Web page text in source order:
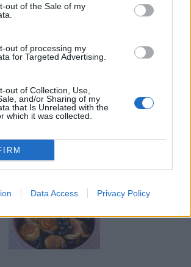
out of the Sale of my
out of processing my
for Targeted Advertising.
out of Collection, Use,
and/or Sharing of my
that Is Unrelated with the
which it was collected.
Data Access Privacy Policy